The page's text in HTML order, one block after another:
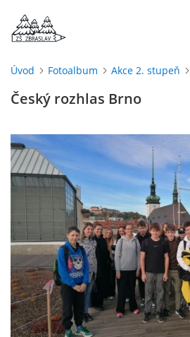
ŠKOLNÍ ROK
DOKUMENTY
ŠKOLSKÁ RADA
PROJEKTY
Úvod Fotoalbum Akce 2. stupeň
Český rozhlas Brno